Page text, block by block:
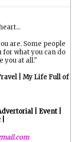
are. Some people
for what you can do
you at all."
| My Life Full of
| Event |